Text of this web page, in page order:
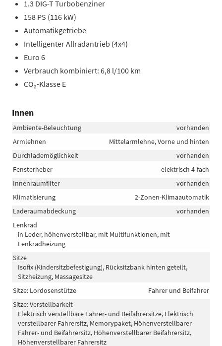
1.3 DIG-T Turbobenziner
158 PS (116 kW)
Automatikgetriebe
Intelligenter Allradantrieb (4x4)
Euro 6
Verbrauch kombiniert: 6,8 l/100 km
CO₂-Klasse E
Innen
Ambiente-Beleuchtung
vorhanden
Armlehnen
Mittelarmlehne, Vorne und hinten
Durchlademöglichkeit
vorhanden
Fensterheber
elektrisch 4-fach
Innenraumfilter
vorhanden
Klimatisierung
2-Zonen-Klimaautomatik
Laderaumabdeckung
vorhanden
Lenkrad
in Leder, höhenverstellbar, mit Multifunktionen, mit
Lenkradheizung
Sitze
Isofix (Kindersitzbefestigung), Rücksitzbank hinten geteilt,
Sitzheizung, Massagesitze
Sitze: Lordosenstütze
Fahrer und Beifahrer
Sitze: Verstellbarkeit
Elektrisch verstellbare Fahrer- und Beifahrersitze, Elektrisch
verstellbarer Fahrersitz, Memorypaket, Höhenverstellbarer
Fahrer- und Beifahrersitz, Höhenverstellbarer Beifahrersitz,
Höhenverstellbarer Fahrersitz